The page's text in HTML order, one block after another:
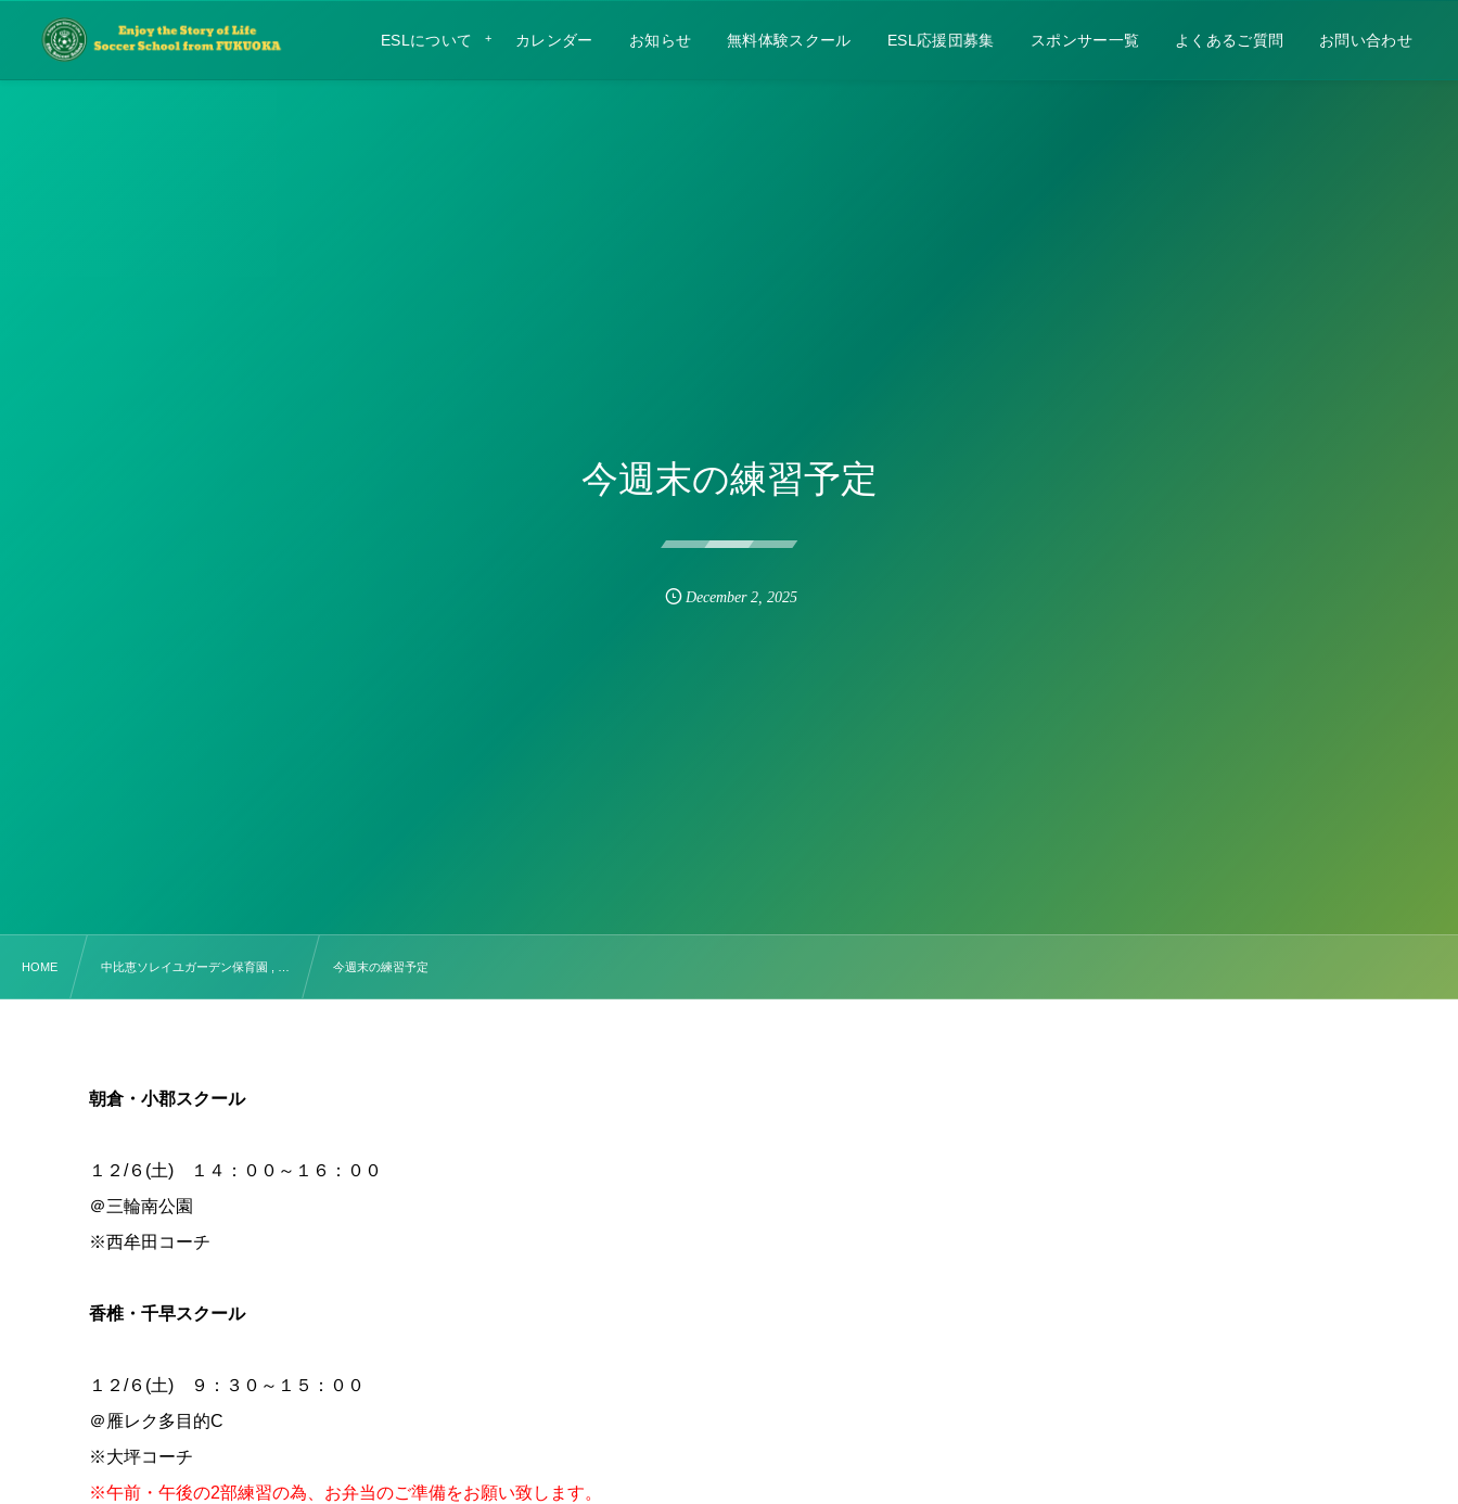
ESLについて カレンダー お知らせ 無料体験スクール ESL応援団募集 スポンサー一覧 よくあるご質問 お問い合わせ
今週末の練習予定
December 2,2025
HOME 中比恵ソレイユガーデン保育園 , … 今週末の練習予定
朝倉・小郡スクール
１２/６(土) １４：００～１６：００
＠三輪南公園
※西牟田コーチ
香椎・千早スクール
１２/６(土) ９：３０～１５：００
＠雁レク多目的C
※大坪コーチ
※午前・午後の2部練習の為、お弁当のご準備をお願い致します。